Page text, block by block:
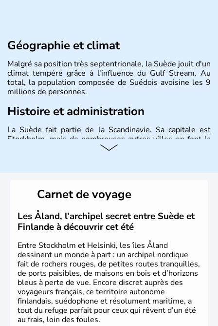
Géographie et climat
Malgré sa position très septentrionale, la Suède jouit d'un
climat tempéré grâce à l'influence du Gulf Stream. Au
total, la population composée de Suédois avoisine les 9
millions de personnes.
Histoire et administration
La Suède fait partie de la Scandinavie. Sa capitale est
Stockholm, mais de nombreuses autres villes en font la
renommée comme Malmö et Göteborg. Elle fait partie de
de cuivre et de bois.
Carnet de voyage
Les Åland, l’archipel secret entre Suède et
Finlande à découvrir cet été
Entre Stockholm et Helsinki, les îles Åland
dessinent un monde à part : un archipel nordique
fait de rochers rouges, de petites routes tranquilles,
de ports paisibles, de maisons en bois et d’horizons
bleus à perte de vue. Encore discret auprès des
voyageurs français, ce territoire autonome
finlandais, suédophone et résolument maritime, a
tout du refuge parfait pour ceux qui rêvent d’un été
au frais, loin des foules.